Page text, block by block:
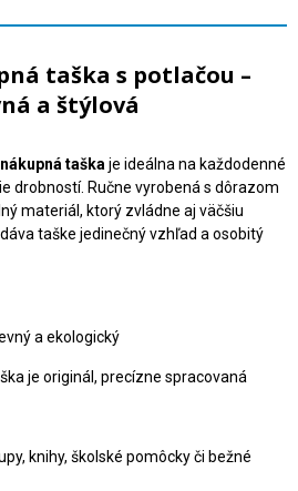
taška s potlačou –
a štýlová
taškaje ideálna na každodenné
drobností. Ručne vyrobená s dôrazom
materiál, ktorý zvládne aj väčšiu
taške jedinečný vzhľad a osobitý
a ekologický
je originál, precízne spracovaná
knihy, školské pomôcky či bežné